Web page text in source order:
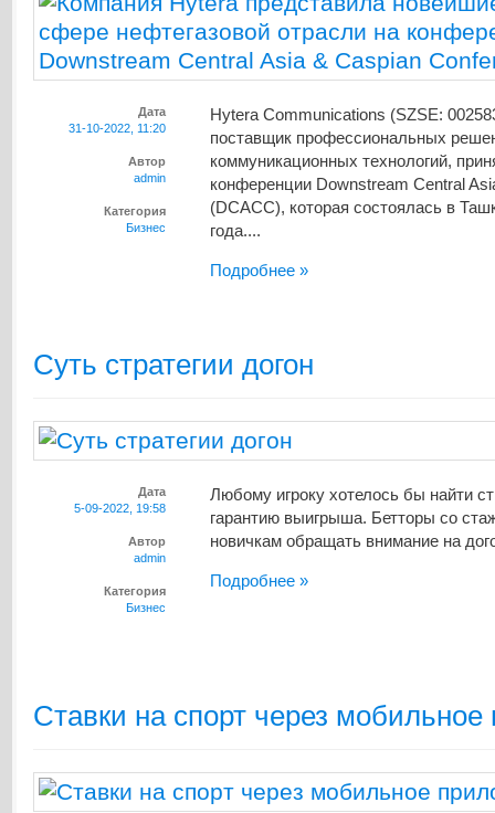
Дата
31-10-2022, 11:20
Автор
admin
Категория
Бизнес
Hytera Communications (SZSE:
поставщик профессиональных
коммуникационных технологий,
конференции Downstream Central
(DCACC), которая состоялась в
года....
Подробнее »
Суть стратегии догон
Дата
5-09-2022, 19:58
Автор
admin
Категория
Бизнес
Любому игроку хотелось бы найти
гарантию выигрыша. Бетторы со
новичкам обращать внимание на
Подробнее »
Ставки на спорт через